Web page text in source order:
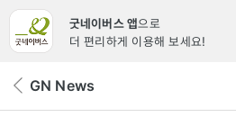
굿네이버스 앱으로
더 편리하게 이용해 보세요!
뒤 GN News